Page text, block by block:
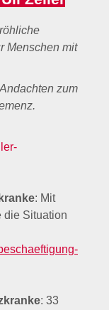
Menschen mit
Andachten zum
: Mit
die Situation
: 33